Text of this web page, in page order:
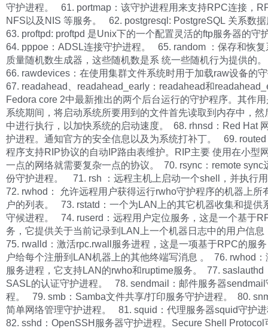
守护进程。 61. portmap：该守护进程用来支持RPC连接，
NFS以及NIS 等服务。 62. postgresql: PostgreSQL 关系数
63. proftpd: proftpd 是Unix下的一个配置灵活的ftp服务器的守
64. pppoe：ADSL连接守护进程。 65. random ：保存和恢复
质量随机数生成器，这些随机数是系 统一些随机行为提供的
66. rawdevices：在使用集群文件系统时用于加载raw设备的
67. readahead、readahead_early：readahead和
Fedora core 2中最新推出的两个后台运行的守护程序。其作
系统期间，将启动系统所要用到的文件首先读取到内存中，然
中进行执行，以加快系统的启动速度。 68. rhnsd：Red Hat
护进程。通知官方的安全信息以及为系统打补丁。 69.
程序支持RIP协议的自动IP路由表维护。RIP主要 使用在小型
一点的网络就需要复杂一点的协议。 70. rsync：remote sync
份守护进程。 71. rsh ：远程主机上启动一个shell，并执行
72. rwhod： 允许远程用户获得运行rwho守护程序的机器上所
户的列表。 73. rstatd：一个为LAN上的其它机器收集和提供
守候进程。 74. ruserd：远程用户定位服务，这是一个基于
务，它提供关于当前记录到LAN上一个机器日志中的用户信
75. rwalld：激活rpc.rwall服务进程，这是一项基于RPC的服
户给每个注册到LAN机器上的其他终端写消息 。 76. rwhod
服务进程，它支持LAN的rwho和ruptime服务。 77. saslauthd
SASL的认证守护进程。 78. sendmail：邮件服务器sendmail
程。 79. smb：Samba文件共享/打印服务守护进程。 80.
简单网络管理守护进程。 81. squid：代理服务器squid守护
82. sshd：OpenSSH服务器守护进程。Secure Shell Protocol